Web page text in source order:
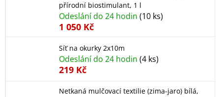
přírodní biostimulant, 1 l
Odeslání do 24 hodin (10 ks)
1 050 Kč
Síť na okurky 2x10m
Odeslání do 24 hodin (4 ks)
219 Kč
Netkaná mulčovací textilie (zima-jaro) bílá,